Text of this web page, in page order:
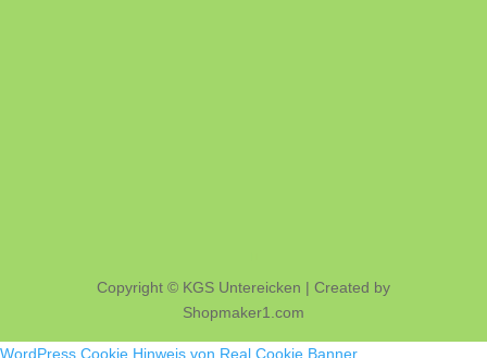
Copyright © KGS Untereicken | Created by
Shopmaker1.com
WordPress Cookie Hinweis von Real Cookie Banner